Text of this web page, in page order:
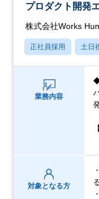
プロダクト開発
株式会社Works
正社員採用 土日
業務内容
対象となる方